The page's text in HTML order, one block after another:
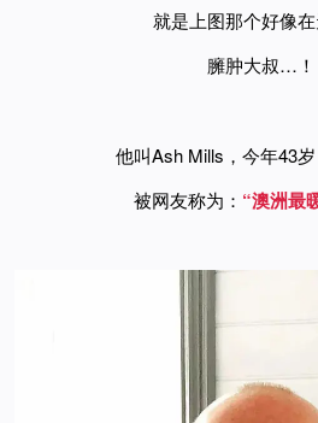
就是上图那个好像在
臃肿大叔…！
他叫Ash Mills，今年43岁
被网友称为： “澳洲最